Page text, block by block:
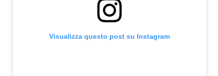
Visualizza questo post su Instagram